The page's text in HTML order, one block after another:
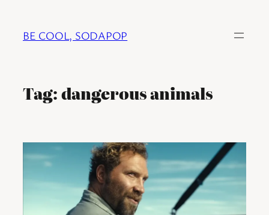
BE COOL, SODAPOP
Tag:dangerous animals